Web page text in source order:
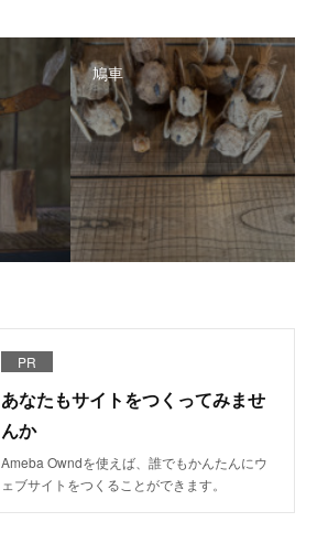
鳩車
PR
あなたもサイトをつくってみませ
んか
Ameba Owndを使えば、誰でもかんたんにウ
ェブサイトをつくることができます。